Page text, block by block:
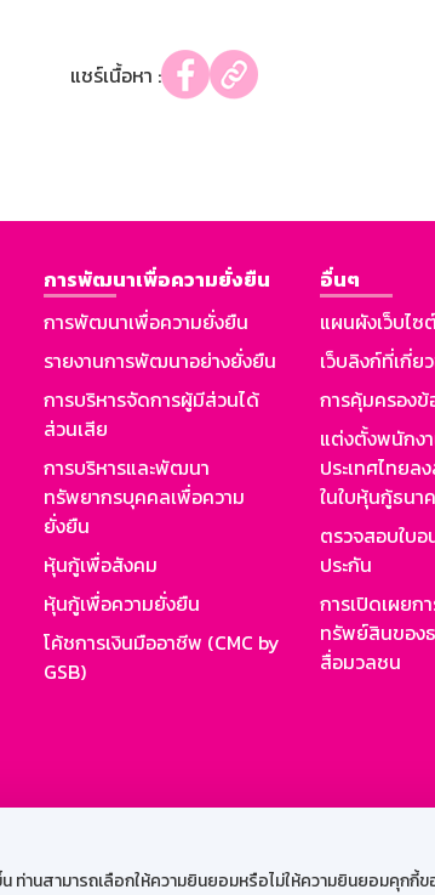
นสามารถเลือกให้ความยินยอมหรือไม่ให้ความยินยอมคุกกี้ข
แชร์เนื้อหา :
การพัฒนาเพื่อความยั่งยืน
การพัฒนาเพื่อความยั่งยืน
รายงานการพัฒนาอย่างยั่งยืน
การบริหารจัดการผู้มีส่วนได้
ส่วนเสีย
การบริหารและพัฒนา
ทรัพยากรบุคคลเพื่อความ
ยั่งยืน
หุ้นกู้เพื่อสังคม
หุ้นกู้เพื่อความยั่งยืน
โค้ชการเงินมืออาชีพ (CMC by
GSB)
อื่นๆ
แผนผังเว็บไซ
เว็บลิงก์ที่เกี่ย
การคุ้มครอง
แต่งตั้งพนักง
ประเทศไทยล
ในใบหุ้นกู้ธนา
ตรวจสอบใบ
ประกัน
การเปิดเผยก
ทรัพย์สินของ
สื่อมวลชน